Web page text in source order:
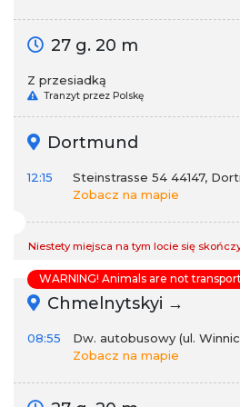
27 g. 20 m
Z przesiadką
Tranzyt przez Polskę
Dortmund
12:15
Steinstrasse 54 44147,
Zobacz na mapie
Niestety miejsca na tym locie się
Chmelnytskyi →
08:55
Dw. autobusowy (ul.
Zobacz na mapie
WARNING! Animals are not